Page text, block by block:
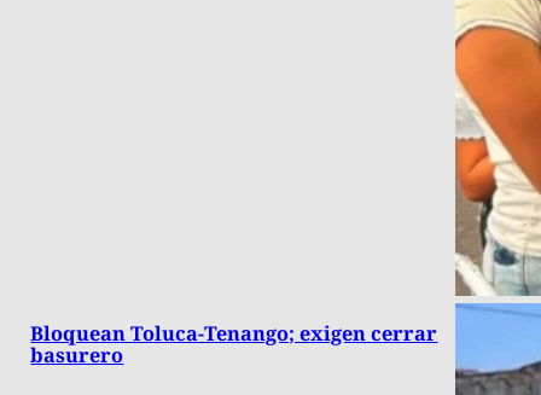
Bloquean Toluca-Tenango; exigen cerrar
basurero